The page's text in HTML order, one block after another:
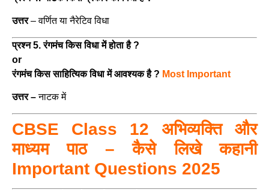
उत्तर– वर्णित या नैरेटिव विधा
प्रश्न 5. रंगमंच किस विधा में होता है ?
or
रंगमंच किस साहित्यिक विधा में आवश्यक है ? Most Important
उत्तर –नाटक में
CBSE Class 12 अभिव्यक्ति और
माध्यम पाठ – कैसे लिखे कहानी
Important Questions 2025